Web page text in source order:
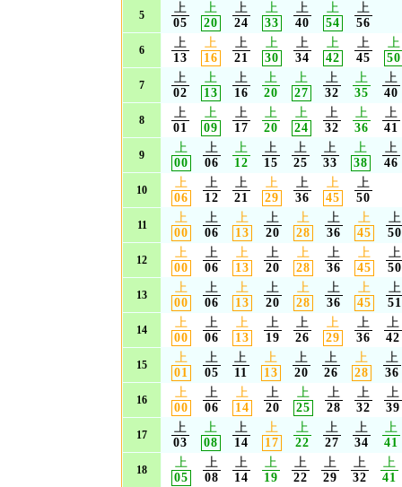
5
上
05
上
20
上
24
上
33
上
40
上
54
上
56
6
上
13
上
16
上
21
上
30
上
34
上
42
上
45
上
50
7
上
02
上
13
上
16
上
20
上
27
上
32
上
35
上
40
8
上
01
上
09
上
17
上
20
上
24
上
32
上
36
上
41
9
上
00
上
06
上
12
上
15
上
25
上
33
上
38
上
46
10
上
06
上
12
上
21
上
29
上
36
上
45
上
50
11
上
00
上
06
上
13
上
20
上
28
上
36
上
45
上
50
12
上
00
上
06
上
13
上
20
上
28
上
36
上
45
上
50
13
上
00
上
06
上
13
上
20
上
28
上
36
上
45
上
51
14
上
00
上
06
上
13
上
19
上
26
上
29
上
36
上
42
15
上
01
上
05
上
11
上
13
上
20
上
26
上
28
上
36
16
上
00
上
06
上
14
上
20
上
25
上
28
上
32
上
39
17
上
03
上
08
上
14
上
17
上
22
上
27
上
34
上
41
18
上
05
上
08
上
14
上
19
上
22
上
29
上
32
上
41